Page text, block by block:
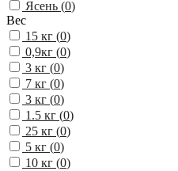
Ясень (0)
Вес
15 кг (0)
0,9кг (0)
3 кг (0)
7 кг (0)
3 кг (0)
1.5 кг (0)
25 кг (0)
5 кг (0)
10 кг (0)